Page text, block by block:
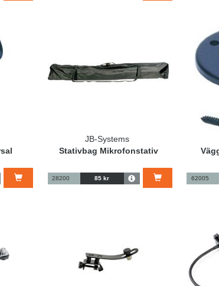
JB-Systems
Stativbag Mikrofonstativ
28200 85 kr 62005